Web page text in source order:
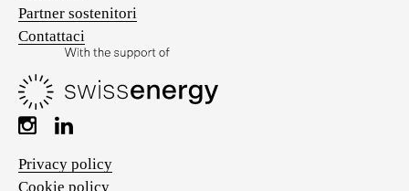
Partner sostenitori
Contattaci
Privacy policy
Cookie policy